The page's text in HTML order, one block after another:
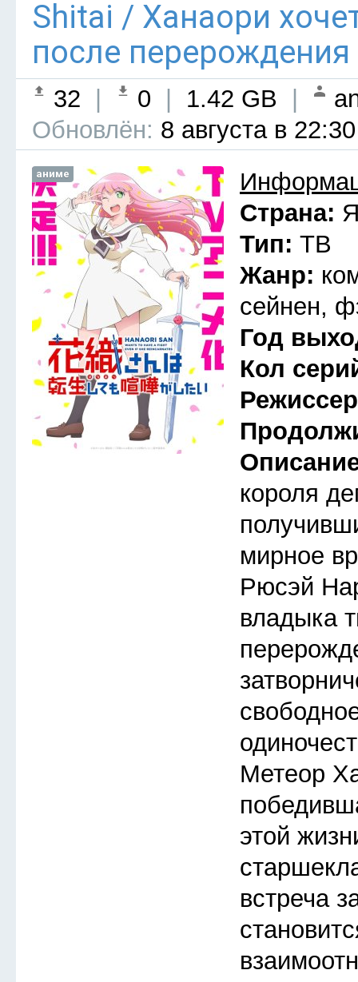
Shitai / Ханаори
после
32 0 1.42 GB
Обновлён: 8 августа в 22:30
аниме
Страна:
Тип: ТВ
Жанр:
сейнен,
Год
Кол
короля
мирное
Рюсэй
владыка
Метеор
этой
встреча